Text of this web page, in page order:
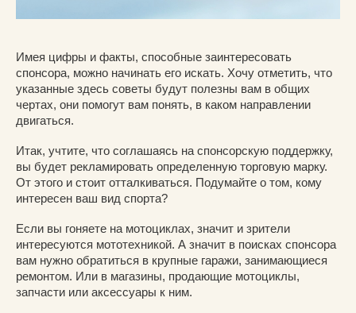
Имея цифры и факты, способные заинтересовать
спонсора, можно начинать его искать. Хочу отметить, что
указанные здесь советы будут полезны вам в общих
чертах, они помогут вам понять, в каком направлении
двигаться.
Итак, учтите, что соглашаясь на спонсорскую поддержку,
вы будет рекламировать определенную торговую марку.
От этого и стоит отталкиваться. Подумайте о том, кому
интересен ваш вид спорта?
Если вы гоняете на мотоциклах, значит и зрители
интересуются мототехникой. А значит в поисках спонсора
вам нужно обратиться в крупные гаражи, занимающиеся
ремонтом. Или в магазины, продающие мотоциклы,
запчасти или аксессуары к ним.